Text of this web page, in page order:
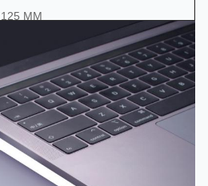
125 MM
Typ c, USB 3.0 AM, SD, TF
10 bis 18 Tage
Für Computer, Mobiltelefon